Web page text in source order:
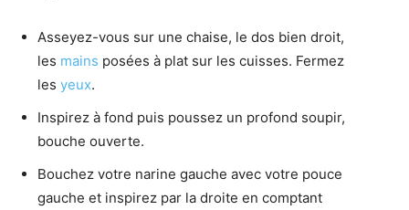
Asseyez-vous sur une chaise, le dos bien droit,
les mains posées à plat sur les cuisses. Fermez
les yeux.
Inspirez à fond puis poussez un profond soupir,
bouche ouverte.
Bouchez votre narine gauche avec votre pouce
gauche et inspirez par la droite en comptant